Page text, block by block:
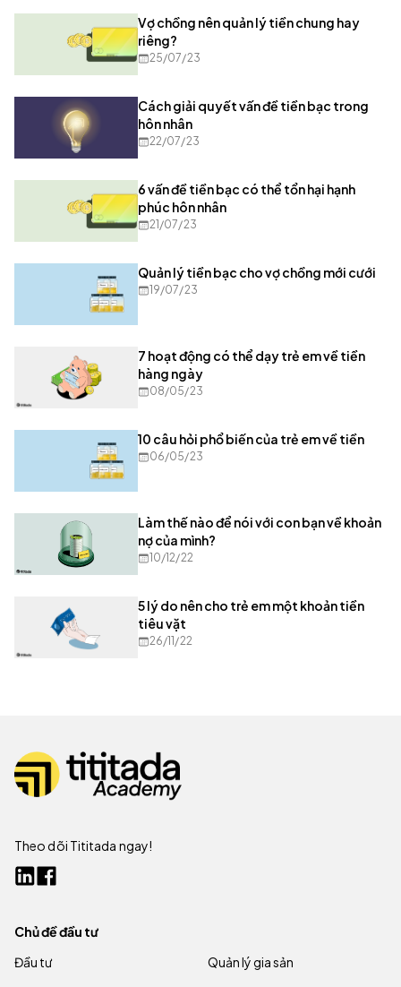
Vợ chồng nên quản lý tiền chung hay
riêng?
25/07/23
Cách giải quyết vấn đề tiền bạc trong
hôn nhân
22/07/23
6 vấn đề tiền bạc có thể tổn hại hạnh
phúc hôn nhân
21/07/23
Quản lý tiền bạc cho vợ chồng mới cưới
19/07/23
7 hoạt động có thể dạy trẻ em về tiền
hàng ngày
08/05/23
10 câu hỏi phổ biến của trẻ em về tiền
06/05/23
Làm thế nào để nói với con bạn về khoản
nợ của mình?
10/12/22
5 lý do nên cho trẻ em một khoản tiền
tiêu vặt
26/11/22
Theo dõi Tititada ngay!
Chủ đề đầu tư
Đầu tư
Quản lý gia sản